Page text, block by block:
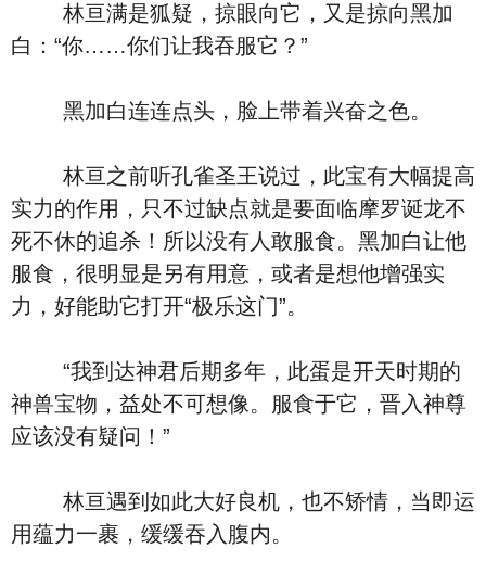
林亘满是狐疑，掠眼向它，又是掠向黑加
白：“你……你们让我吞服它？”
黑加白连连点头，脸上带着兴奋之色。
林亘之前听孔雀圣王说过，此宝有大幅提高
实力的作用，只不过缺点就是要面临摩罗诞龙不
死不休的追杀！所以没有人敢服食。黑加白让他
服食，很明显是另有用意，或者是想他增强实
力，好能助它打开“极乐这门”。
“我到达神君后期多年，此蛋是开天时期的
神兽宝物，益处不可想像。服食于它，晋入神尊
应该没有疑问！”
林亘遇到如此大好良机，也不矫情，当即运
用蕴力一裹，缓缓吞入腹内。